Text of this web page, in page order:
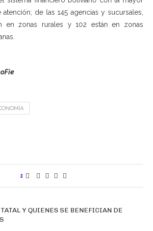
de las 145 agencias y sucursales,
en zonas rurales y 102 están en zonas
1
Y QUIENES SE BENEFICIAN DE